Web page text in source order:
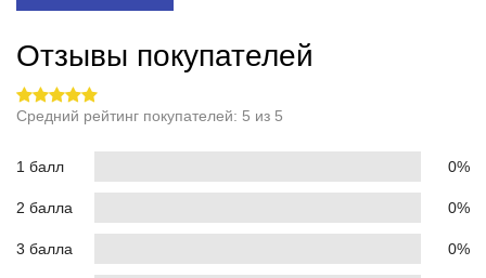
Отзывы покупателей
Средний рейтинг покупателей: 5 из 5
1 балл 0%
2 балла 0%
3 балла 0%